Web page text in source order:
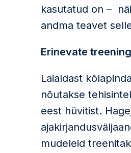
kasutatud on –
andma teavet
Erinevate
Laialdast
nõutakse
eest hüvitist.
mudeleid